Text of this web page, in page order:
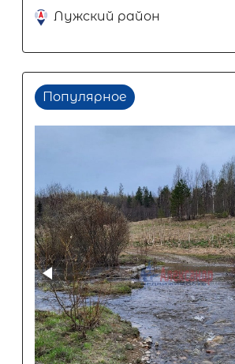
Лужский район
Популярное